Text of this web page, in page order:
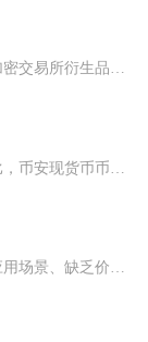
空气币指没有底层技术支撑、无真实落地应用场景、缺乏价值锚点，发行核心目的只为募资套现的虚拟